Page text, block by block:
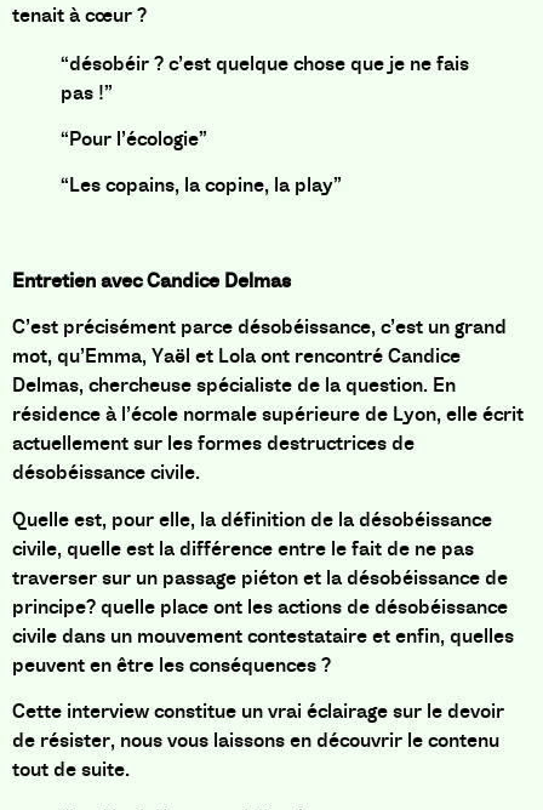
tenait à cœur ?
“désobéir ? c’est quelque chose que je ne fais
pas !”
“Pour l’écologie”
“Les copains, la copine, la play”
Entretien avec Candice Delmas
C’est précisément parce désobéissance, c’est un grand
mot, qu’Emma, Yaël et Lola ont rencontré Candice
Delmas, chercheuse spécialiste de la question. En
résidence à l’école normale supérieure de Lyon, elle écrit
actuellement sur les formes destructrices de
désobéissance civile.
Quelle est, pour elle, la définition de la désobéissance
civile, quelle est la différence entre le fait de ne pas
traverser sur un passage piéton et la désobéissance de
principe? quelle place ont les actions de désobéissance
civile dans un mouvement contestataire et enfin, quelles
peuvent en être les conséquences ?
Cette interview constitue un vrai éclairage sur le devoir
de résister, nous vous laissons en découvrir le contenu
tout de suite.